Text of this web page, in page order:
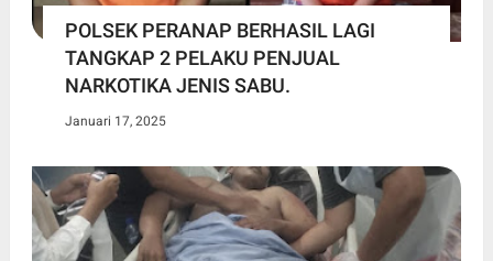
POLSEK PERANAP BERHASIL LAGI
TANGKAP 2 PELAKU PENJUAL
NARKOTIKA JENIS SABU.
Januari 17, 2025